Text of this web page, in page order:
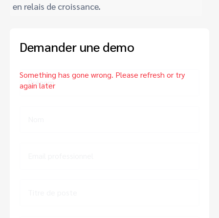
en relais de croissance.
Demander une demo
Prénom